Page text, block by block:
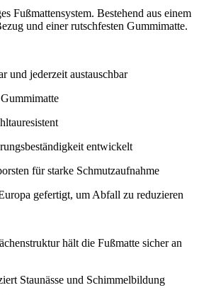
Fußmattensystem. Bestehend aus einem
und einer rutschfesten Gummimatte.
und jederzeit austauschbar
entwickelt
für starke Schmutzaufnahme
gefertigt, um Abfall zu reduzieren
hält die Fußmatte sicher an
Staunässe und Schimmelbildung